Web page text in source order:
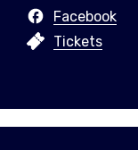
Facebook
Tickets